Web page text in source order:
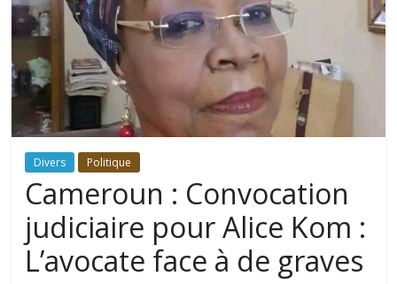
Divers Politique
Cameroun : Convocation
judiciaire pour Alice Kom :
L’avocate face à de graves